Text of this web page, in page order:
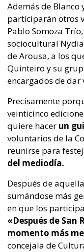
Además de Blanco
participarán otros
Pablo Somoza
sociocultural
de Arousa, a los
Quinteiro y su
encargados de dar
Precisamente
veinticinco
quiere hacer un
voluntarios de la
reunirse para
del mediodía.
Después de
sumándose más
en que los
«Después de San
momento más
concejala de